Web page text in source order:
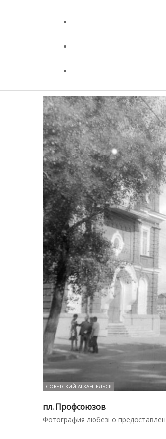
СОВЕТСКИЙ АРХАНГЕЛЬСК
пл. Профсоюзов
Фотография любезно